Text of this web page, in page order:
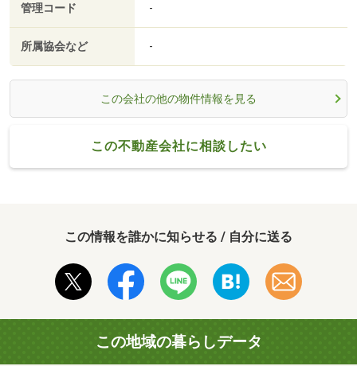
管理コード -
所属協会など -
この会社の他の物件情報を見る
この不動産会社に相談したい
この情報を誰かに知らせる / 自分に送る
この地域の暮らしデータ